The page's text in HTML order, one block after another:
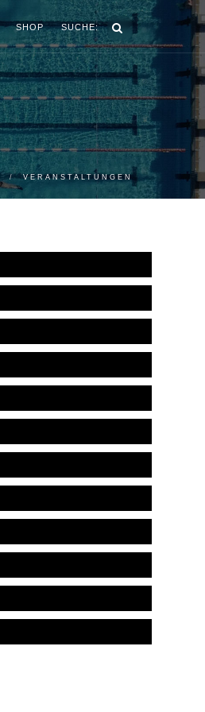
SHOP SUCHE:
VERANSTALTUNGEN